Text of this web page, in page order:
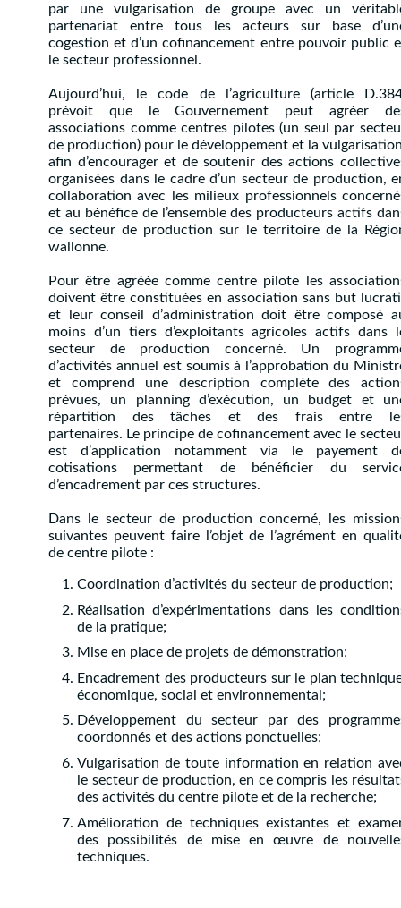
par une vulgarisation de groupe avec un
partenariat entre tous les acteurs sur base
cogestion et d’un cofinancement entre pouvoir public
le secteur professionnel.
Aujourd’hui, le code de l’agriculture (article
prévoit que le Gouvernement peut agréer
associations comme centres pilotes (un seul par
de production) pour le développement et la
afin d’encourager et de soutenir des actions
organisées dans le cadre d’un secteur de production,
collaboration avec les milieux professionnels
et au bénéfice de l’ensemble des producteurs actifs
ce secteur de production sur le territoire de la
wallonne.
Pour être agréée comme centre pilote les
doivent être constituées en association sans but
et leur conseil d’administration doit être composé
moins d’un tiers d’exploitants agricoles actifs dans
secteur de production concerné. Un
d’activités annuel est soumis à l’approbation du
et comprend une description complète des
prévues, un planning d’exécution, un budget et
répartition des tâches et des frais entre
partenaires. Le principe de cofinancement avec le
est d’application notamment via le payement
cotisations permettant de bénéficier du
d’encadrement par ces structures.
Dans le secteur de production concerné, les
suivantes peuvent faire l’objet de l’agrément en
de centre pilote :
Coordination d’activités du secteur de production;
Réalisation d’expérimentations dans les
de la pratique;
Mise en place de projets de démonstration;
Encadrement des producteurs sur le plan
économique, social et environnemental;
Développement du secteur par des
coordonnés et des actions ponctuelles;
Vulgarisation de toute information en relation
le secteur de production, en ce compris les
des activités du centre pilote et de la recherche;
Amélioration de techniques existantes et
des possibilités de mise en œuvre de
techniques.